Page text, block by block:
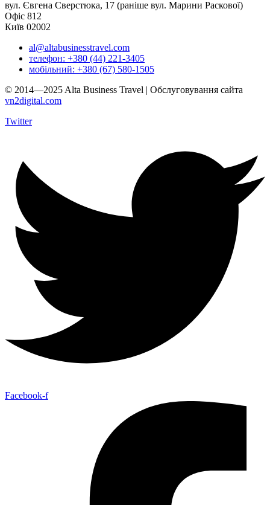
вул. Євгена Сверстюка, 17 (раніше вул. Марини Раскової)
Офіс 812
Київ 02002
al@altabusinesstravel.com
телефон: +380 (44) 221-3405
мобільний: +380 (67) 580-1505
© 2014—2025 Alta Business Travel | Обслуговування сайта
vn2digital.com
Twitter
Facebook-f